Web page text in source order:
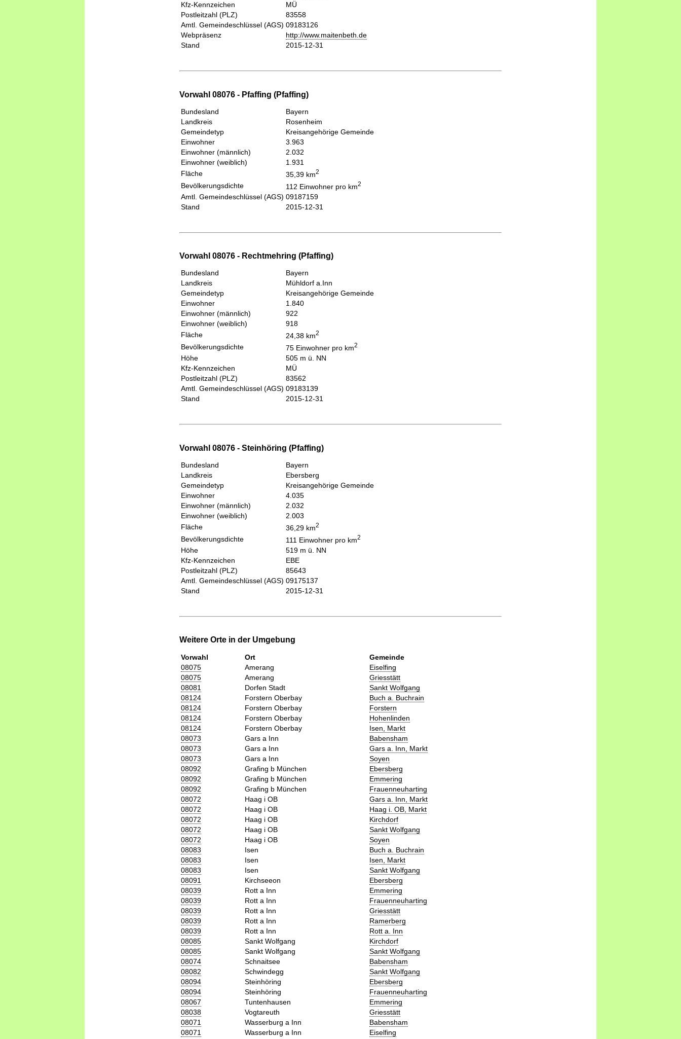
Kfz-Kennzeichen
MÜ
Postleitzahl (PLZ)
83558
Amtl. Gemeindeschlüssel (AGS) 09183126
Webpräsenz
http://www.maitenbeth.de
Stand
2015-12-31
Vorwahl 08076 - Pfaffing (Pfaffing)
Bundesland
Bayern
Landkreis
Rosenheim
Gemeindetyp
Kreisangehörige Gemeinde
Einwohner
3.963
Einwohner (männlich)
2.032
Einwohner (weiblich)
1.931
Fläche
35,39 km2
Bevölkerungsdichte 112 Einwohner pro km2
Amtl. Gemeindeschlüssel (AGS) 09187159
Stand
2015-12-31
Vorwahl 08076 - Rechtmehring (Pfaffing)
Bundesland
Bayern
Landkreis
Mühldorf a.Inn
Gemeindetyp
Kreisangehörige Gemeinde
Einwohner
1.840
Einwohner (männlich)
922
Einwohner (weiblich)
918
Fläche
24,38 km2
Bevölkerungsdichte 75 Einwohner pro km2
Höhe
505 m ü. NN
Kfz-Kennzeichen
MÜ
Postleitzahl (PLZ)
83562
Amtl. Gemeindeschlüssel (AGS) 09183139
Stand
2015-12-31
Vorwahl 08076 - Steinhöring (Pfaffing)
Bundesland
Bayern
Landkreis
Ebersberg
Gemeindetyp
Kreisangehörige Gemeinde
Einwohner
4.035
Einwohner (männlich)
2.032
Einwohner (weiblich)
2.003
Fläche
36,29 km2
Bevölkerungsdichte 111 Einwohner pro km2
Höhe
519 m ü. NN
Kfz-Kennzeichen
EBE
Postleitzahl (PLZ)
85643
Amtl. Gemeindeschlüssel (AGS) 09175137
Stand
2015-12-31
Weitere Orte in der Umgebung
Vorwahl Ort
Gemeinde
08075
Amerang
Eiselfing
08075
Amerang
Griesstätt
08081
Dorfen Stadt
Sankt Wolfgang
08124
Forstern Oberbay
Buch a. Buchrain
08124
Forstern Oberbay
Forstern
08124
Forstern Oberbay
Hohenlinden
08124
Forstern Oberbay
Isen, Markt
08073
Gars a Inn
Babensham
08073
Gars a Inn
Gars a. Inn, Markt
08073
Gars a Inn
Soyen
08092
Grafing b München
Ebersberg
08092
Grafing b München
Emmering
08092
Grafing b München
Frauenneuharting
08072
Haag i OB
Gars a. Inn, Markt
08072
Haag i OB
Haag i. OB, Markt
08072
Haag i OB
Kirchdorf
08072
Haag i OB
Sankt Wolfgang
08072
Haag i OB
Soyen
08083
Isen
Buch a. Buchrain
08083
Isen
Isen, Markt
08083
Isen
Sankt Wolfgang
08091
Kirchseeon
Ebersberg
08039
Rott a Inn
Emmering
08039
Rott a Inn
Frauenneuharting
08039
Rott a Inn
Griesstätt
08039
Rott a Inn
Ramerberg
08039
Rott a Inn
Rott a. Inn
08085
Sankt Wolfgang
Kirchdorf
08085
Sankt Wolfgang
Sankt Wolfgang
08074
Schnaitsee
Babensham
08082
Schwindegg
Sankt Wolfgang
08094
Steinhöring
Ebersberg
08094
Steinhöring
Frauenneuharting
08067
Tuntenhausen
Emmering
08038
Vogtareuth
Griesstätt
08071
Wasserburg a Inn
Babensham
08071
Wasserburg a Inn
Eiselfing